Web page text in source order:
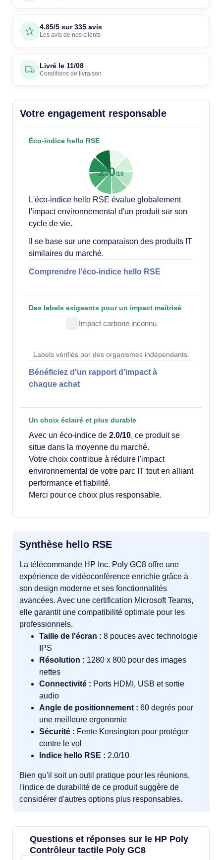
4.85/5 sur 335 avis
Les avis de nos clients
Livré le 11/08
Conditions de livraison
Votre engagement responsable
Éco-indice hello RSE
2.0/10
L'éco-indice hello RSE évalue globalement
l'impact environnemental d'un produit sur son
cycle de vie.
Il se base sur une comparaison des produits IT
similaires du marché.
Comprendre l'éco-indice hello RSE
Des labels exigeants pour un impact maîtrisé
Impact carbone inconnu
Labels vérifiés par des organismes indépendants.
Bénéficiez d'un rapport d'impact à
chaque achat
Un choix éclairé et plus durable
Avec un éco-indice de 2.0/10, ce produit se
situe dans la moyenne du marché.
Votre choix contribue à réduire l'impact
environnemental de votre parc IT tout en alliant
performance et fiabilité.
Merci pour ce choix plus responsable.
Synthèse hello RSE
La télécommande HP Inc. Poly GC8 offre une
expérience de vidéoconférence enrichie grâce à
son design moderne et ses fonctionnalités
avancées. Avec une certification Microsoft Teams,
elle garantit une compatibilité optimale pour les
professionnels.
Taille de l'écran : 8 pouces avec technologie
IPS
Résolution : 1280 x 800 pour des images
nettes
Connectivité : Ports HDMI, USB et sortie
audio
Angle de positionnement : 60 degrés pour
une meilleure ergonomie
Sécurité : Fente Kensington pour protéger
contre le vol
Indice hello RSE : 2.0/10
Bien qu'il soit un outil pratique pour les réunions,
l'indice de durabilité de ce produit suggère de
considérer d'autres options plus responsables.
Questions et réponses sur le HP Poly
Contrôleur tactile Poly GC8